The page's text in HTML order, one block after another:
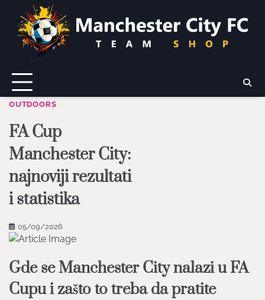
content
OUTDOORS
FA Cup
Manchester City:
najnoviji rezultati
i statistika
05/09/2026
Gde se Manchester City nalazi u FA
Cupu i zašto to treba da pratite